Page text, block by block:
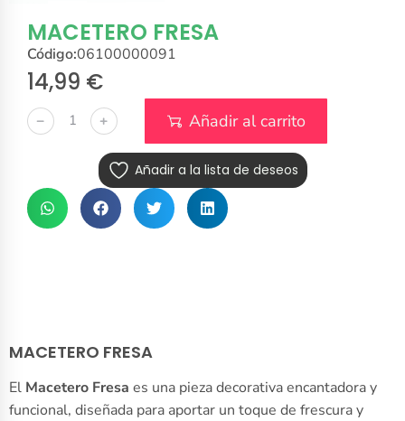
MACETERO FRESA
Código:06100000091
14,99 €
﹣ ﹢ Añadir al carrito
Añadir a la lista de deseos
MACETERO FRESA
El Macetero Fresa es una pieza decorativa encantadora y
funcional, diseñada para aportar un toque de frescura y